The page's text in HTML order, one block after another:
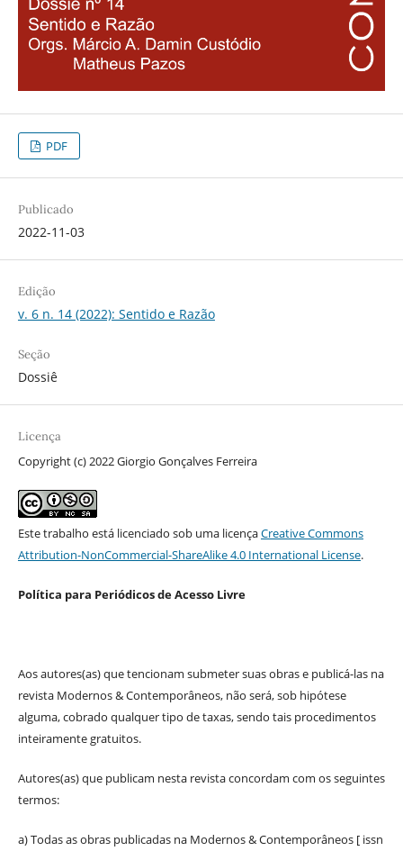
PDF
Publicado
2022-11-03
Edição
v. 6 n. 14 (2022): Sentido e Razão
Seção
Dossiê
Licença
Copyright (c) 2022 Giorgio Gonçalves Ferreira
Este trabalho está licenciado sob uma licençaCreative Commons
Attribution-NonCommercial-ShareAlike 4.0 International License.
Política para Periódicos de Acesso Livre
Aos autores(as) que tencionam submeter suas obras e publicá-las na
revista Modernos & Contemporâneos, não será, sob hipótese
alguma, cobrado qualquer tipo de taxas, sendo tais procedimentos
inteiramente gratuitos.
Autores(as) que publicam nesta revista concordam com os seguintes
termos:
a) Todas as obras publicadas na Modernos & Contemporâneos [ issn